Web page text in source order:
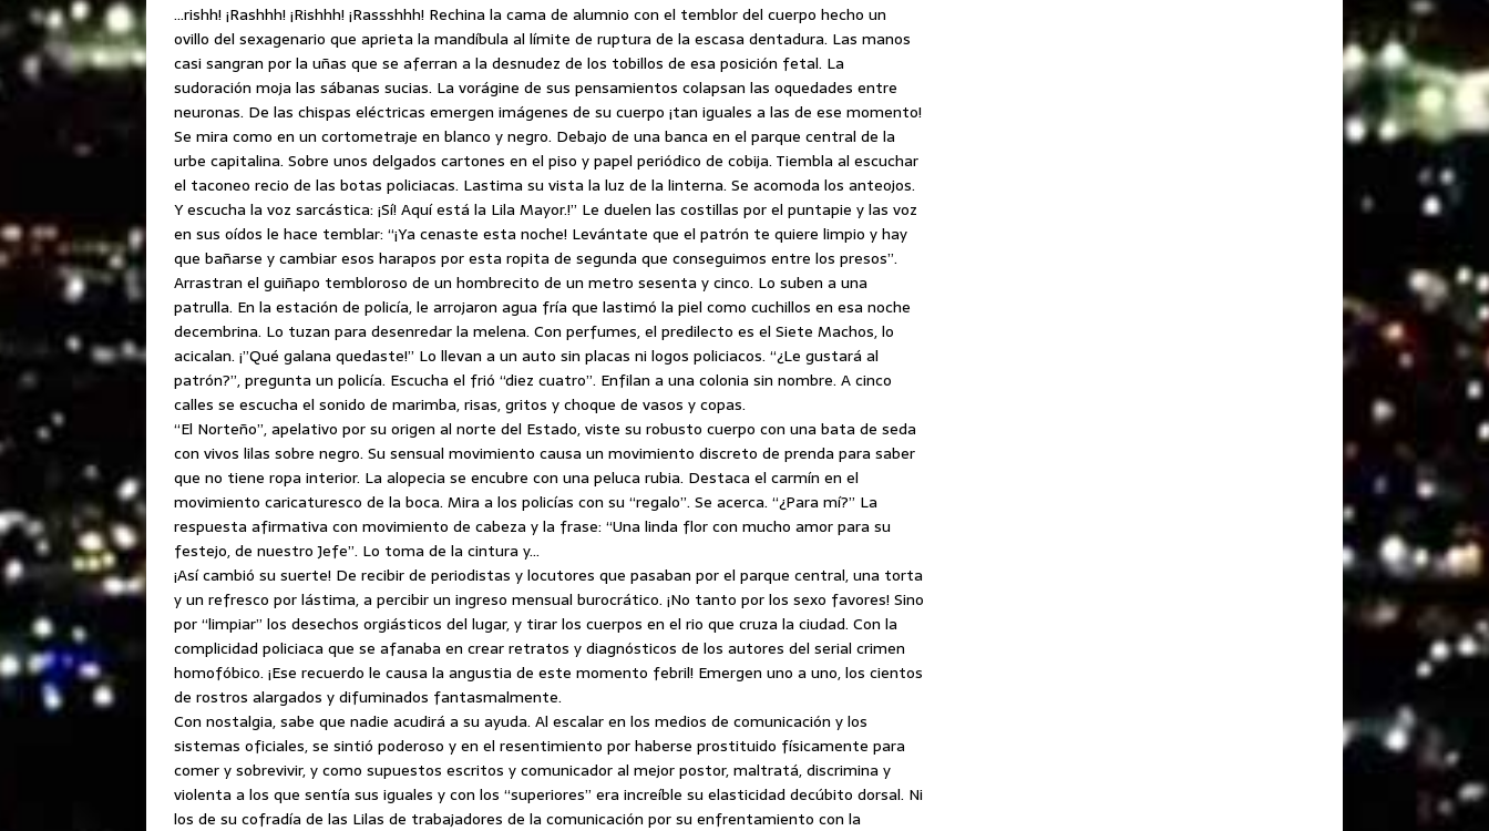
…rishh! ¡Rashhh! ¡Rishhh! ¡Rassshhh! Rechina la cama de alumnio con el temblor del cuerpo hecho un
ovillo del sexagenario que aprieta la mandíbula al límite de ruptura de la escasa dentadura. Las manos
casi sangran por la uñas que se aferran a la desnudez de los tobillos de esa posición fetal. La
sudoración moja las sábanas sucias. La vorágine de sus pensamientos colapsan las oquedades entre
neuronas. De las chispas eléctricas emergen imágenes de su cuerpo ¡tan iguales a las de ese momento!
Se mira como en un cortometraje en blanco y negro. Debajo de una banca en el parque central de la
urbe capitalina. Sobre unos delgados cartones en el piso y papel periódico de cobija. Tiembla al escuchar
el taconeo recio de las botas policiacas. Lastima su vista la luz de la linterna. Se acomoda los anteojos.
Y escucha la voz sarcástica: ¡Sí! Aquí está la Lila Mayor.!” Le duelen las costillas por el puntapie y las voz
en sus oídos le hace temblar: “¡Ya cenaste esta noche! Levántate que el patrón te quiere limpio y hay
que bañarse y cambiar esos harapos por esta ropita de segunda que conseguimos entre los presos”.
Arrastran el guiñapo tembloroso de un hombrecito de un metro sesenta y cinco. Lo suben a una
patrulla. En la estación de policía, le arrojaron agua fría que lastimó la piel como cuchillos en esa noche
decembrina. Lo tuzan para desenredar la melena. Con perfumes, el predilecto es el Siete Machos, lo
acicalan. ¡”Qué galana quedaste!” Lo llevan a un auto sin placas ni logos policiacos. “¿Le gustará al
patrón?”, pregunta un policía. Escucha el frió “diez cuatro”. Enfilan a una colonia sin nombre. A cinco
calles se escucha el sonido de marimba, risas, gritos y choque de vasos y copas.
“El Norteño”, apelativo por su origen al norte del Estado, viste su robusto cuerpo con una bata de seda
con vivos lilas sobre negro. Su sensual movimiento causa un movimiento discreto de prenda para saber
que no tiene ropa interior. La alopecia se encubre con una peluca rubia. Destaca el carmín en el
movimiento caricaturesco de la boca. Mira a los policías con su “regalo”. Se acerca. “¿Para mí?” La
respuesta afirmativa con movimiento de cabeza y la frase: “Una linda flor con mucho amor para su
festejo, de nuestro Jefe”. Lo toma de la cintura y…
¡Así cambió su suerte! De recibir de periodistas y locutores que pasaban por el parque central, una torta
y un refresco por lástima, a percibir un ingreso mensual burocrático. ¡No tanto por los sexo favores! Sino
por “limpiar” los desechos orgiásticos del lugar, y tirar los cuerpos en el rio que cruza la ciudad. Con la
complicidad policiaca que se afanaba en crear retratos y diagnósticos de los autores del serial crimen
homofóbico. ¡Ese recuerdo le causa la angustia de este momento febril! Emergen uno a uno, los cientos
de rostros alargados y difuminados fantasmalmente.
Con nostalgia, sabe que nadie acudirá a su ayuda. Al escalar en los medios de comunicación y los
sistemas oficiales, se sintió poderoso y en el resentimiento por haberse prostituido físicamente para
comer y sobrevivir, y como supuestos escritos y comunicador al mejor postor, maltratá, discrimina y
violenta a los que sentía sus iguales y con los “superiores” era increíble su elasticidad decúbito dorsal. Ni
los de su cofradía de las Lilas de trabajadores de la comunicación por su enfrentamiento con la